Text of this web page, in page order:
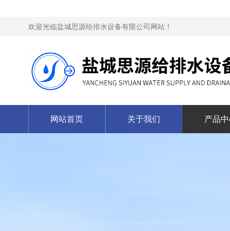
欢迎光临盐城思源给排水设备有限公司网站！
网站首页 关于我们 产品